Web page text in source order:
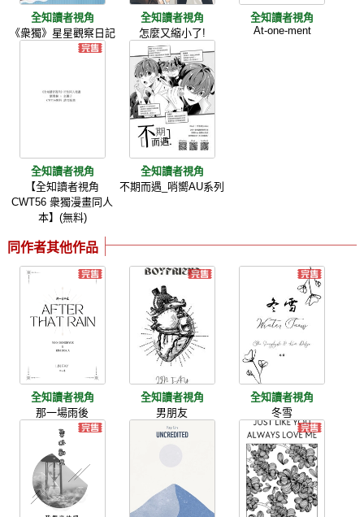
全知讀者視角
《衆獨》星星觀察日記
全知讀者視角
怎麼又縮小了!
全知讀者視角
At-one-ment
全知讀者視角
【全知讀者視角
CWT56 衆獨漫畫同人
本】(無料)
全知讀者視角
不期而遇_哨嚮AU系列
同作者其他作品
全知讀者視角
那一場雨後
全知讀者視角
男朋友
全知讀者視角
冬雪